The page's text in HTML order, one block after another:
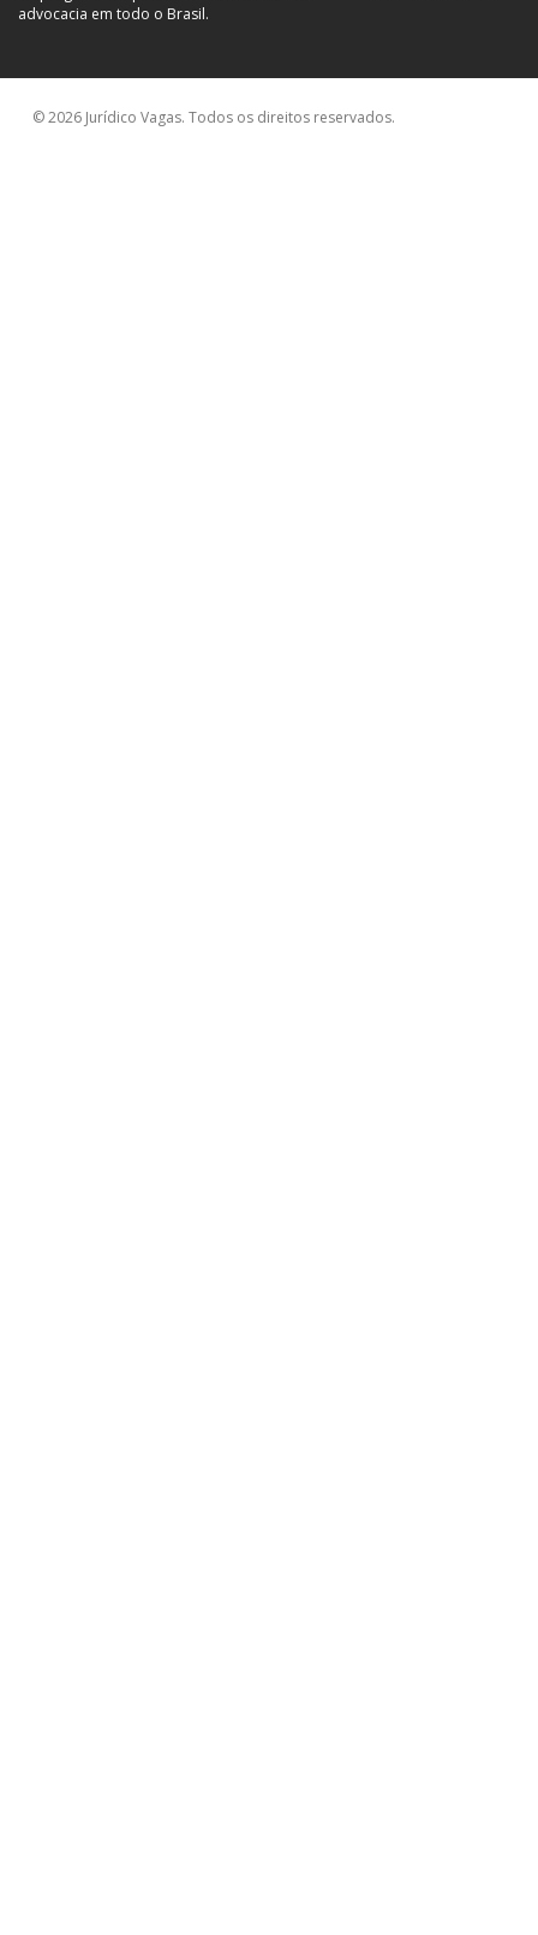
advocacia em todo o Brasil.
© 2026 Jurídico Vagas. Todos os direitos reservados.